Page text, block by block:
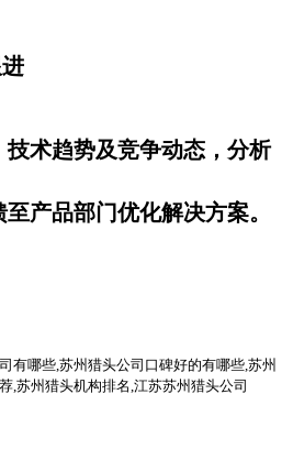
术趋势及竞争动态，分析
产品部门优化解决方案。
有哪些,苏州猎头公司口碑好的有哪些,苏州
,苏州猎头机构排名,江苏苏州猎头公司